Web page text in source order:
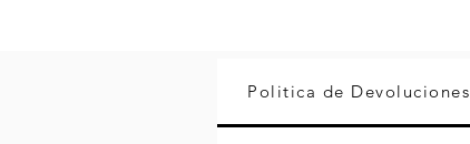
Politica de Devoluciones